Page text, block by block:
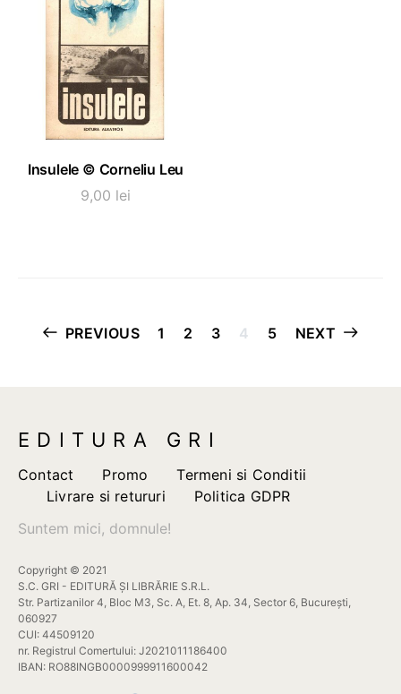
ADAUGĂ ÎN COȘ
Insulele © Corneliu Leu
9,00 lei
Paginație
PREVIOUS 1 2 3 4 5 NEXT
EDITURA GRI
Contact Promo
Termeni si Conditii
Livrare si retururi
Politica GDPR
Suntem mici, domnule!
Copyright © 2021
S.C. GRI - EDITURĂ ȘI LIBRĂRIE S.R.L.
Str. Partizanilor 4, Bloc M3, Sc. A, Et. 8, Ap. 34, Sector 6, București,
060927
CUI: 44509120
nr. Registrul Comertului: J2021011186400
IBAN: RO88INGB0000999911600042